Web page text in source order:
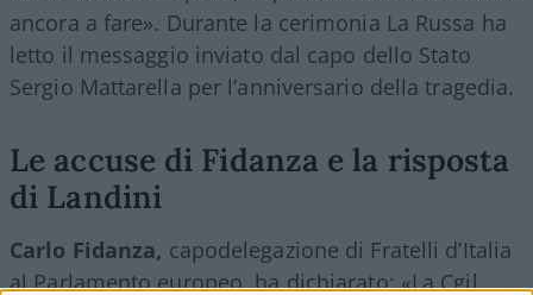
ancora a fare». Durante la cerimonia La Russa ha
letto il messaggio inviato dal capo dello Stato
Sergio Mattarella per l’anniversario della tragedia.
Le accuse di Fidanza e la risposta
di Landini
Carlo Fidanza, capodelegazione di Fratelli d’Italia
al Parlamento europeo, ha dichiarato: «La Cgil